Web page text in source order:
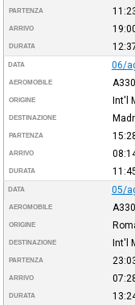
PARTENZA
ARRIVO
DURATA
DATA 06/
AEROMOBILE A330
ORIGINE Int'l
DESTINAZIONE
PARTENZA
ARRIVO
DURATA
DATA 05/
AEROMOBILE A330
ORIGINE
DESTINAZIONE Int'l
PARTENZA
ARRIVO
DURATA